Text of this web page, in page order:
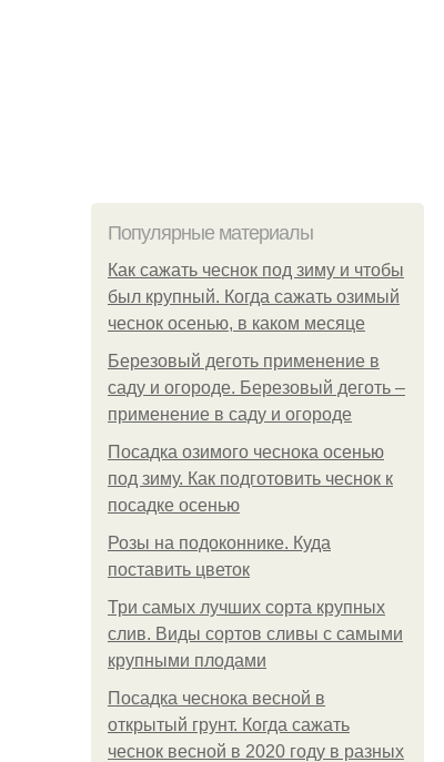
Популярные материалы
Как сажать чеснок под зиму и чтобы
был крупный. Когда сажать озимый
чеснок осенью, в каком месяце
Березовый деготь применение в
саду и огороде. Березовый деготь –
применение в саду и огороде
Посадка озимого чеснока осенью
под зиму. Как подготовить чеснок к
посадке осенью
Розы на подоконнике. Куда
поставить цветок
Три самых лучших сорта крупных
слив. Виды сортов сливы с самыми
крупными плодами
Посадка чеснока весной в
открытый грунт. Когда сажать
чеснок весной в 2020 году в разных